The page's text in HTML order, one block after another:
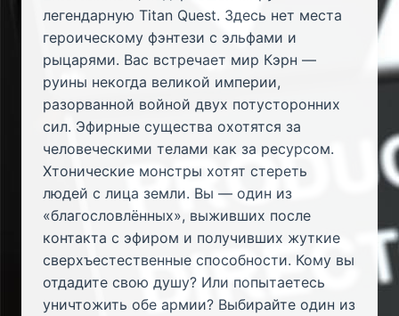
легендарную Titan Quest. Здесь нет места
героическому фэнтези с эльфами и
рыцарями. Вас встречает мир Кэрн —
руины некогда великой империи,
разорванной войной двух потусторонних
сил. Эфирные существа охотятся за
человеческими телами как за ресурсом.
Хтонические монстры хотят стереть
людей с лица земли. Вы — один из
«благословлённых», выживших после
контакта с эфиром и получивших жуткие
сверхъестественные способности. Кому вы
отдадите свою душу? Или попытаетесь
уничтожить обе армии? Выбирайте один из